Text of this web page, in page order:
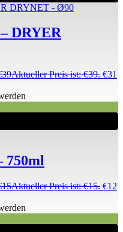
DRYER
39Aktueller Preis ist: €39. €31
750ml
15Aktueller Preis ist: €15. €12